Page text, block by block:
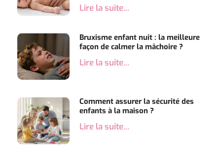
Lire la suite...
Bruxisme enfant nuit : la meilleure
façon de calmer la mâchoire ?
Lire la suite...
Comment assurer la sécurité des
enfants à la maison ?
Lire la suite...